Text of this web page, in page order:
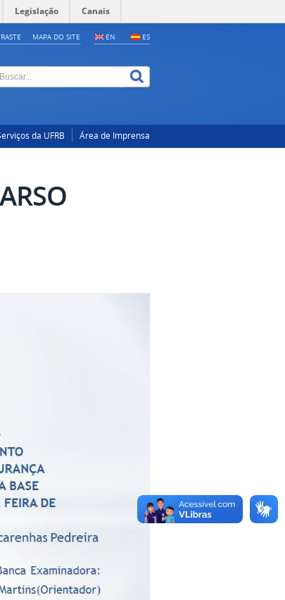
Legislação Canais
EN ES
MAPA DO SITE
da UFRB Área de Imprensa